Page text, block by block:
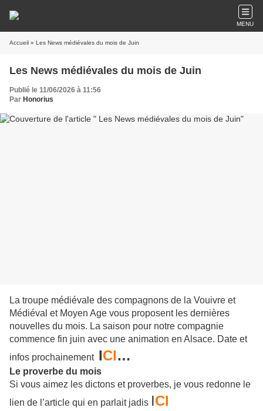
MENU
Accueil » Les News médiévales du mois de Juin
Les News médiévales du mois de Juin
Publié le 11/06/2026 à 11:56
Par Honorius
La troupe médiévale des compagnons de la Vouivre et
Médiéval et Moyen Age vous proposent les dernières
nouvelles du mois. La saison pour notre compagnie
commence fin juin avec une animation en Alsace. Date et
infos prochainement ICI…
Le proverbe du mois
Si vous aimez les dictons et proverbes, je vous redonne le
lien de l’article qui en parlait jadis ICI